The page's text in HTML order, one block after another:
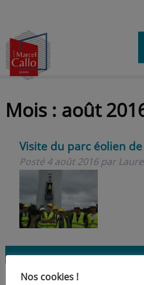
Mois : août
Visite du parc éolien
Posté 4 août 2016 par
Nos cookies !